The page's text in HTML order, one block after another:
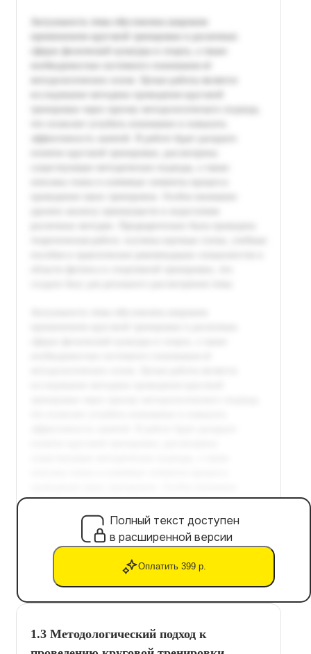
Полный текст доступен
в расширенной версии
Оплатить 399 р.
1.3 Методологический подход к